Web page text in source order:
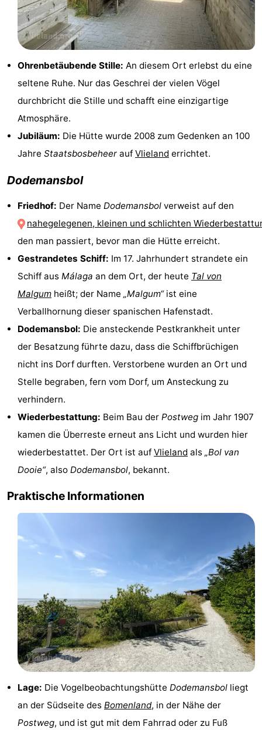
Forum
Route
-
Fähre
Inselhüpfen
Reisebuchshop
Medizin
Leeuwarden
Watteninseln
Schiermonnikoog
Ameland
-
Terschelling
Texel
Wetter
Kontakt
Ohrenbetäubende Stille: An diesem Ort erlebst du eine
seltene Ruhe. Nur das Geschrei der vielen Vögel
durchbricht die Stille und schafft eine einzigartige
Atmosphäre.
Jubiläum: Die Hütte wurde 2008 zum Gedenken an 100
Jahre Staatsbosbeheer auf Vlieland errichtet.
Dodemansbol
Friedhof: Der Name Dodemansbol verweist auf den
nahegelegenen, kleinen und schlichten
den man passiert, bevor man die Hütte erreicht.
Gestrandetes Schiff: Im 17. Jahrhundert strandete ein
Schiff aus Málaga an dem Ort, der heute Tal von
Malgum heißt; der Name „Malgum“ist eine
Verballhornung dieser spanischen Hafenstadt.
Dodemansbol: Die ansteckende Pestkrankheit unter
der Besatzung führte dazu, dass die Schiffbrüchigen
nicht ins Dorf durften. Verstorbene wurden an Ort und
Stelle begraben, fern vom Dorf, um Ansteckung zu
verhindern.
Wiederbestattung: Beim Bau der Postweg im Jahr 1907
kamen die Überreste erneut ans Licht und wurden hier
wiederbestattet. Der Ort ist auf Vlieland als „Bol van
Dooie“, also Dodemansbol, bekannt.
Praktische Informationen
Lage: Die Vogelbeobachtungshütte Dodemansbol liegt
an der Südseite des Bomenland, in der Nähe der
Postweg, und ist gut mit dem Fahrrad oder zu Fuß